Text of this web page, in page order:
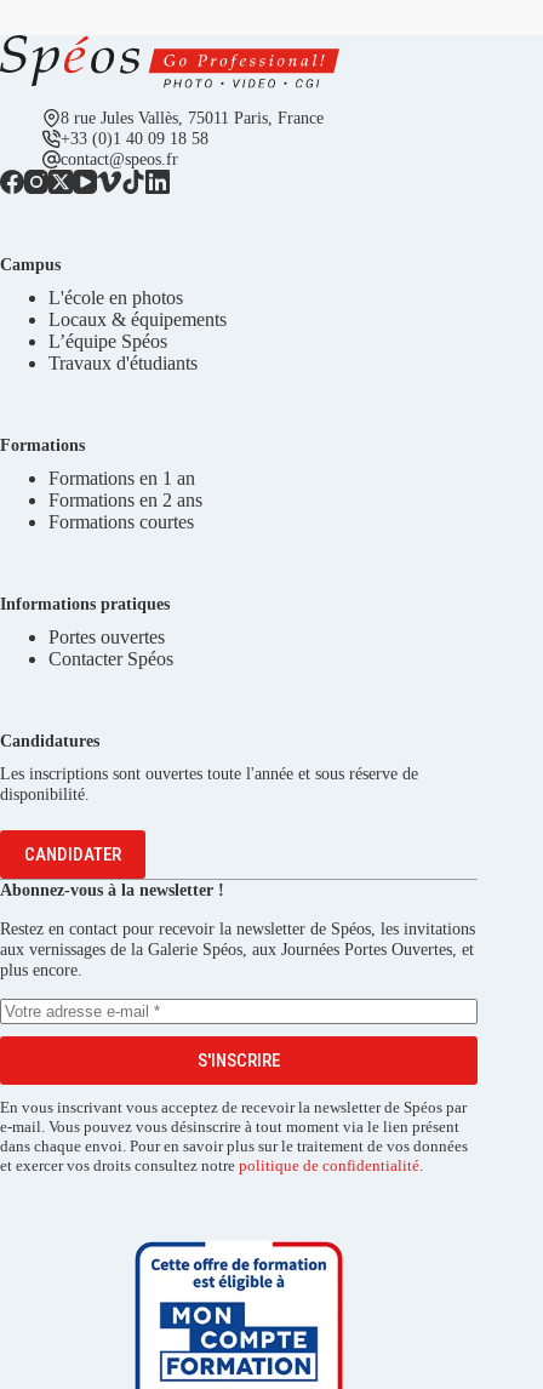
8 rue Jules Vallès, 75011 Paris, France
+33 (0)1 40 09 18 58
contact@speos.fr
Campus
L'école en photos
Locaux & équipements
L’équipe Spéos
Travaux d'étudiants
Formations
Formations en 1 an
Formations en 2 ans
Formations courtes
Informations pratiques
Portes ouvertes
Contacter Spéos
Candidatures
Les inscriptions sont ouvertes toute l'année et sous réserve de
disponibilité.
CANDIDATER
Abonnez-vous à la newsletter !
Restez en contact pour recevoir la newsletter de Spéos, les invitations
aux vernissages de la Galerie Spéos, aux Journées Portes Ouvertes, et
plus encore.
S'INSCRIRE
En vous inscrivant vous acceptez de recevoir la newsletter de Spéos par
e-mail. Vous pouvez vous désinscrire à tout moment via le lien présent
dans chaque envoi. Pour en savoir plus sur le traitement de vos données
et exercer vos droits consultez notre politique de confidentialité.